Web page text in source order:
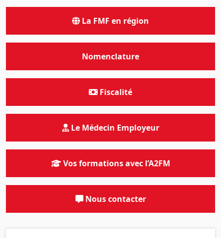
La FMF en région
Nomenclature
Fiscalité
Le Médecin Employeur
Vos formations avec l’A2FM
Nous contacter